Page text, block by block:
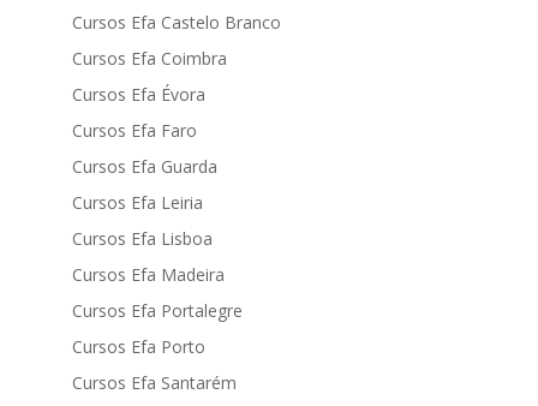
Cursos Efa Castelo Branco
Cursos Efa Coimbra
Cursos Efa Évora
Cursos Efa Faro
Cursos Efa Guarda
Cursos Efa Leiria
Cursos Efa Lisboa
Cursos Efa Madeira
Cursos Efa Portalegre
Cursos Efa Porto
Cursos Efa Santarém